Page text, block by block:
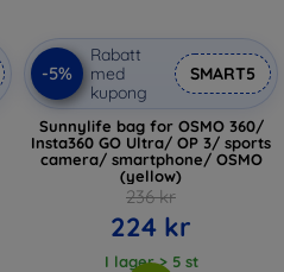
-5%
Rabatt
med
kupong
SMART5
Sunnylife bag for OSMO 360/
Insta360 GO Ultra/ OP 3/ sports
camera/ smartphone/ OSMO
(yellow)
236 kr
224 kr
I lager > 5 st